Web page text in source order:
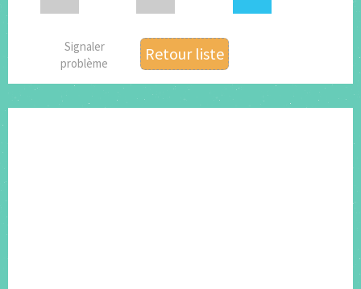
Signaler
problème
Retour liste